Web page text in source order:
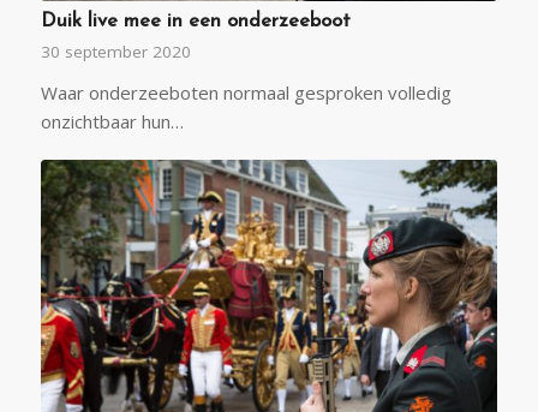
Duik live mee in een onderzeeboot
30 september 2020
Waar onderzeeboten normaal gesproken volledig
onzichtbaar hun…